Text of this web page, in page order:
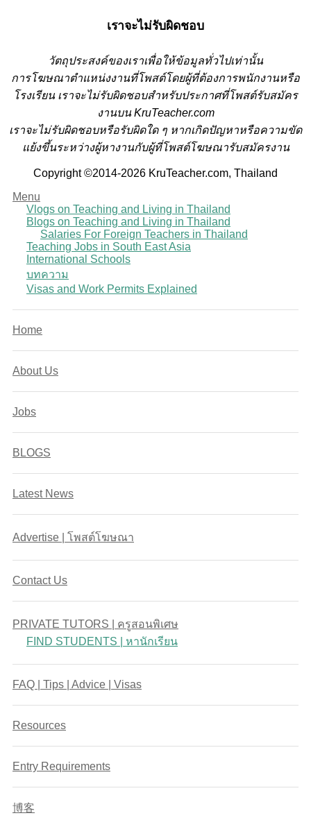
เราจะไม่รับผิดชอบ
วัตถุประสงค์ของเราเพื่อให้ข้อมูลทั่วไปเท่านั้น
การโฆษณาตำแหน่งงานที่โพสต์โดยผู้ที่ต้องการพนักงานหรือ
โรงเรียน เราจะไม่รับผิดชอบสำหรับประกาศที่โพสต์รับสมัคร
งานบน KruTeacher.com
เราจะไม่รับผิดชอบหรือรับผิดใด ๆ หากเกิดปัญหาหรือความขัด
แย้งขึ้นระหว่างผู้หางานกับผู้ที่โพสต์โฆษณารับสมัครงาน
Copyright ©2014-2026 KruTeacher.com, Thailand
Menu
Vlogs on Teaching and Living in Thailand
Blogs on Teaching and Living in Thailand
Salaries For Foreign Teachers in Thailand
Teaching Jobs in South East Asia
International Schools
บทความ
Visas and Work Permits Explained
Home
About Us
Jobs
BLOGS
Latest News
Advertise | โพสต์โฆษณา
Contact Us
PRIVATE TUTORS | ครูสอนพิเศษ
FIND STUDENTS | หานักเรียน
FAQ | Tips | Advice | Visas
Resources
Entry Requirements
博客